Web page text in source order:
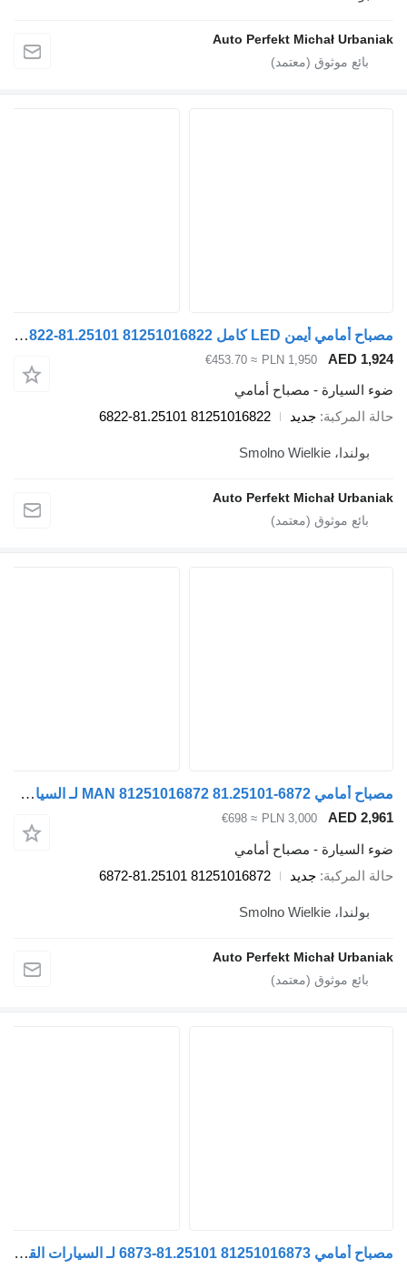
Auto Perfekt
مصباح أمامي أيمن LED كامل 81251016822 81.25101-6822 لـ السيارات القاطرة MAN TGX TGS TGL TG3
PLN 1,950
≈ €453.70
- مصباح أمامي
جديد 81251016822 81.25101-6822
Auto Perfekt
مصباح أمامي MAN 81251016872 81.25101-6872 لـ السيارات القاطرة MAN TGL TGM TGS TGX
PLN 3,000
≈ €698
- مصباح أمامي
جديد 81251016872 81.25101-6872
Auto Perfekt
مصباح أمامي 81251016873 81.25101-6873 لـ السيارات القاطرة MAN TGX TGS TGM TGL